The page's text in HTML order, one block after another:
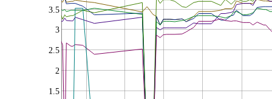
1.5
2
2.5
3
3.5